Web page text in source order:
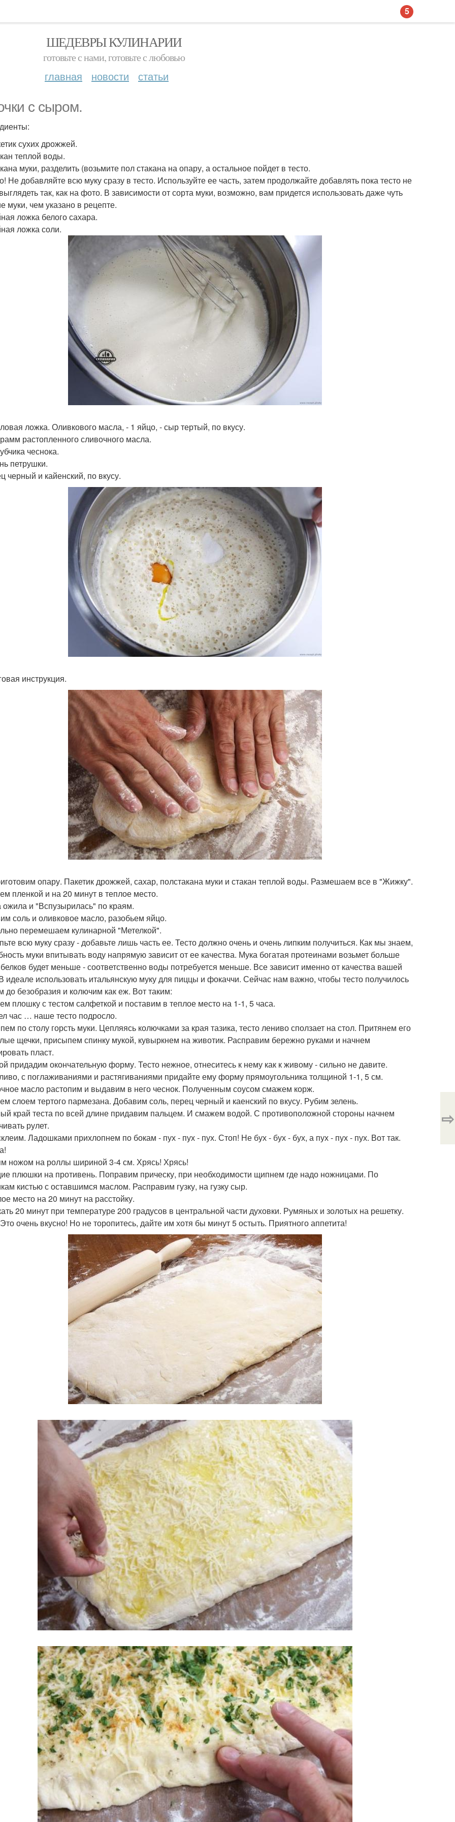
ШЕДЕВРЫ КУЛИНАРИИ
готовьте с нами, готовьте с любовью
главная новости статьи
с сыром.
сухих дрожжей.
теплой воды.
муки, разделить (возьмите пол стакана на опару, а остальное пойдет в тесто.
Не добавляйте всю муку сразу в тесто. Используйте ее часть, затем продолжайте добавлять пока тесто не
так, как на фото. В зависимости от сорта муки, возможно, вам придется использовать даже чуть
муки, чем указано в рецепте.
ложка белого сахара.
ложка соли.
ложка. Оливкового масла, - 1 яйцо, - сыр тертый, по вкусу.
растопленного сливочного масла.
чеснока.
петрушки.
черный и кайенский, по вкусу.
инструкция.
опару. Пакетик дрожжей, сахар, полстакана муки и стакан теплой воды. Размешаем все в "Жижку".
пленкой и на 20 минут в теплое место.
и "Вспузырилась" по краям.
соль и оливковое масло, разобьем яйцо.
перемешаем кулинарной "Метелкой".
всю муку сразу - добавьте лишь часть ее. Тесто должно очень и очень липким получиться. Как мы знаем,
муки впитывать воду напрямую зависит от ее качества. Мука богатая протеинами возьмет больше
будет меньше - соответственно воды потребуется меньше. Все зависит именно от качества вашей
идеале использовать итальянскую муку для пиццы и фокаччи. Сейчас нам важно, чтобы тесто получилось
до безобразия и колючим как еж. Вот таким:
плошку с тестом салфеткой и поставим в теплое место на 1-1, 5 часа.
час … наше тесто подросло.
по столу горсть муки. Цепляясь колючками за края тазика, тесто лениво сползает на стол. Притянем его
щечки, присыпем спинку мукой, кувыркнем на животик. Расправим бережно руками и начнем
пласт.
придадим окончательную форму. Тесто нежное, отнеситесь к нему как к живому - сильно не давите.
с поглаживаниями и растягиваниями придайте ему форму прямоугольника толщиной 1-1, 5 см.
масло растопим и выдавим в него чеснок. Полученным соусом смажем корж.
слоем тертого пармезана. Добавим соль, перец черный и каенский по вкусу. Рубим зелень.
край теста по всей длине придавим пальцем. И смажем водой. С противоположной стороны начнем
рулет.
Ладошками прихлопнем по бокам - пух - пух - пух. Стоп! Не бух - бух - бух, а пух - пух - пух. Вот так.
ножом на роллы шириной 3-4 см. Хрясь! Хрясь!
плюшки на противень. Поправим прическу, при необходимости щипнем где надо ножницами. По
кистью с оставшимся маслом. Расправим гузку, на гузку сыр.
место на 20 минут на расстойку.
20 минут при температуре 200 градусов в центральной части духовки. Румяных и золотых на решетку.
очень вкусно! Но не торопитесь, дайте им хотя бы минут 5 остыть. Приятного аппетита!
⇨
5